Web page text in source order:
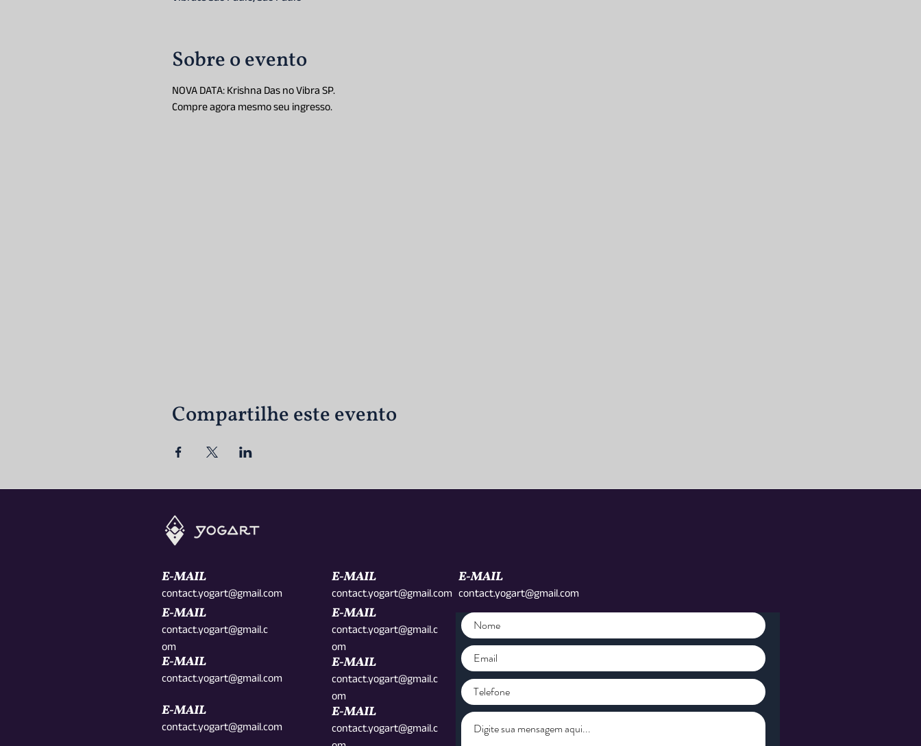
Sobre o evento
NOVA DATA: Krishna Das no Vibra SP.
Compre agora mesmo seu ingresso.
Compartilhe este evento
E-MAIL
contact.yogart@gmail.com
E-MAIL
contact.yogart@gmail.c
om
E-MAIL
contact.yogart@gmail.com
E-MAIL
contact.yogart@gmail.com
E-MAIL
contact.yogart@gmail.com
E-MAIL
contact.yogart@gmail.com
E-MAIL
contact.yogart@gmail.c
om
E-MAIL
contact.yogart@gmail.c
om
E-MAIL
contact.yogart@gmail.c